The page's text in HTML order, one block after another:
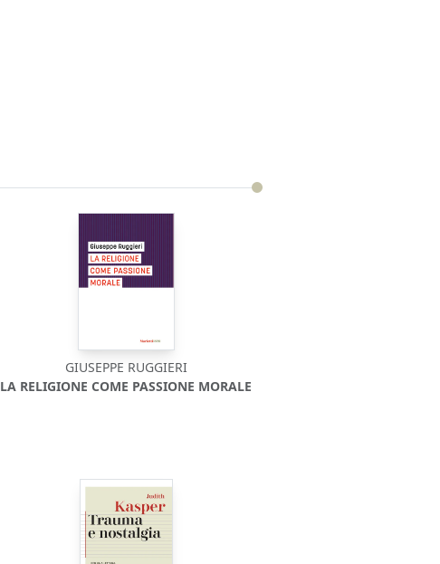
GIUSEPPE RUGGIERI
LA RELIGIONE COME PASSIONE MORALE